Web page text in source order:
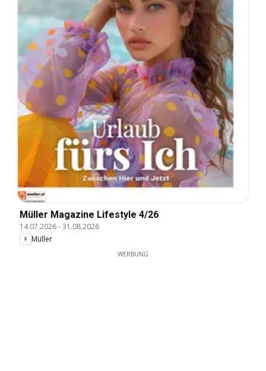
Müller Magazine Lifestyle 4/26
14.07.2026-31.08.2026
Müller
WERBUNG